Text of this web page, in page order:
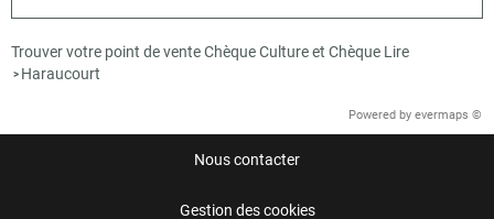
Trouver votre point de vente Chèque Culture et Chèque Lire
> Haraucourt
Powered by evermaps ©
Nous contacter
Gestion des cookies